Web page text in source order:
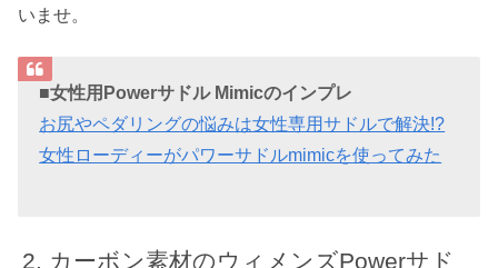
いませ。
■女性用Powerサドル Mimicのインプレ
お尻やペダリングの悩みは女性専用サドルで解決!?
女性ローディーがパワーサドルmimicを使ってみた
カーボン素材のウィメンズPowerサド